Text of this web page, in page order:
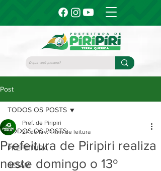
Post
TODOS OS POSTS
PREFEITURA
SESAM
TODOS OS POSTS
Prefeitura de Piripiri realiza
neste domingo o 13º
Pref. de Piripiri
27 de fev. 1 min de leitura